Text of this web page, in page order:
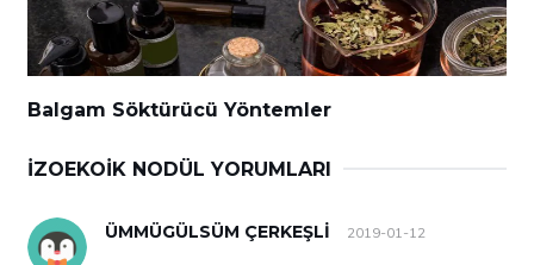
Balgam Söktürücü Yöntemler
İZOEKOIK NODÜL YORUMLARI
ÜMMÜGÜLSÜM ÇERKEŞLİ 2019-01-12